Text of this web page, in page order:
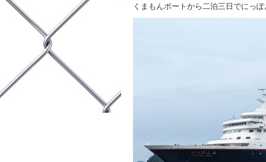
くまもんポートから二泊三日でにっ